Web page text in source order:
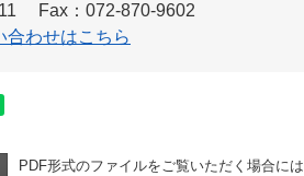
Fax：072-870-9602
合わせはこちら
PDF形式のファイルをご覧いただく場合に